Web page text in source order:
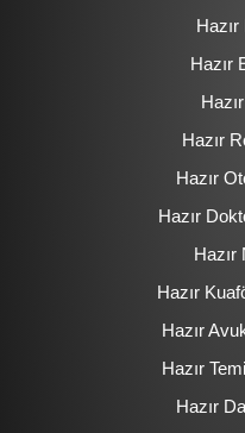
Hazır
Hazır
Hazır
Hazır
Hazır
Hazır
Hazır
Hazır
Hazır